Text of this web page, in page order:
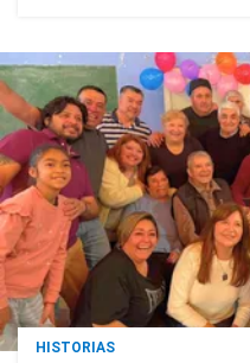
HISTORIAS